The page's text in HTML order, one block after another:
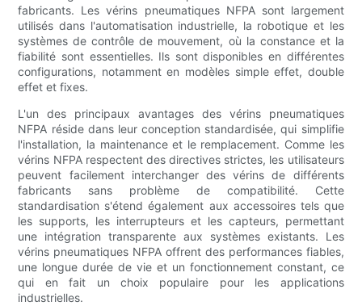
fabricants. Les vérins pneumatiques NFPA sont largement
utilisés dans l'automatisation industrielle, la robotique et les
systèmes de contrôle de mouvement, où la constance et la
fiabilité sont essentielles. Ils sont disponibles en différentes
configurations, notamment en modèles simple effet, double
effet et fixes.
L'un des principaux avantages des vérins pneumatiques
NFPA réside dans leur conception standardisée, qui simplifie
l'installation, la maintenance et le remplacement. Comme les
vérins NFPA respectent des directives strictes, les utilisateurs
peuvent facilement interchanger des vérins de différents
fabricants sans problème de compatibilité. Cette
standardisation s'étend également aux accessoires tels que
les supports, les interrupteurs et les capteurs, permettant
une intégration transparente aux systèmes existants. Les
vérins pneumatiques NFPA offrent des performances fiables,
une longue durée de vie et un fonctionnement constant, ce
qui en fait un choix populaire pour les applications
industrielles.